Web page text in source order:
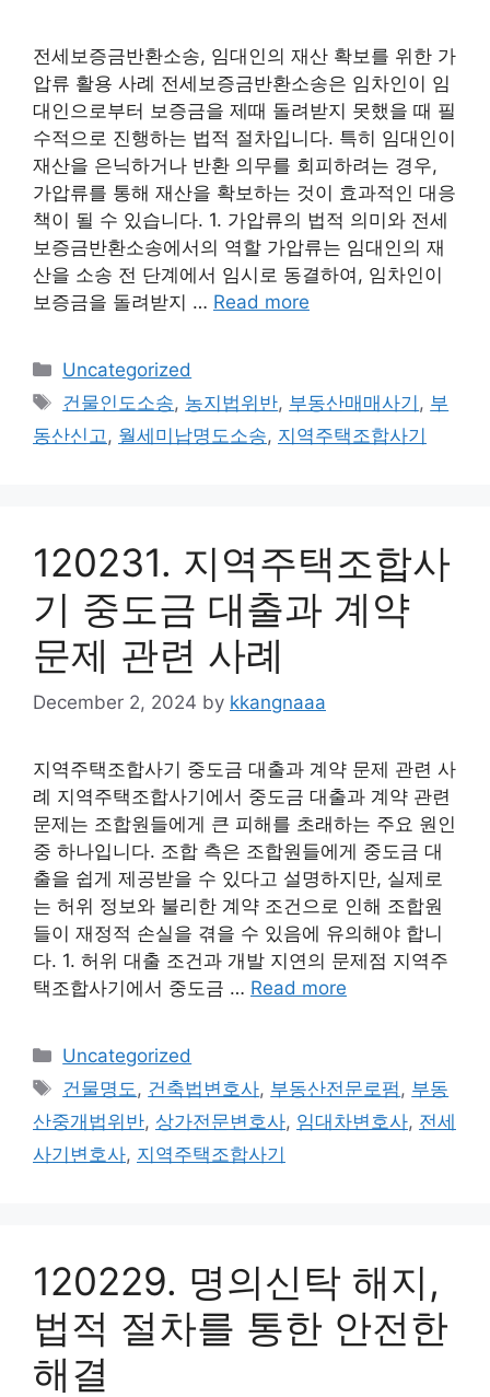
전세보증금반환소송, 임대인의 재산 확보를 위한 가
압류 활용 사례 전세보증금반환소송은 임차인이 임
대인으로부터 보증금을 제때 돌려받지 못했을 때 필
수적으로 진행하는 법적 절차입니다. 특히 임대인이
재산을 은닉하거나 반환 의무를 회피하려는 경우,
가압류를 통해 재산을 확보하는 것이 효과적인 대응
책이 될 수 있습니다. 1. 가압류의 법적 의미와 전세
보증금반환소송에서의 역할 가압류는 임대인의 재
산을 소송 전 단계에서 임시로 동결하여, 임차인이
보증금을 돌려받지 … Read more
Categories
Uncategorized
Tags
건물인도소송, 농지법위반, 부동산매매사기 , 부
동산신고 , 월세미납명도소송, 지역주택조합사기
120231. 지역주택조합사
기 중도금 대출과 계약
문제 관련 사례
December 2, 2024 by kkangnaaa
지역주택조합사기 중도금 대출과 계약 문제 관련 사
례 지역주택조합사기에서 중도금 대출과 계약 관련
문제는 조합원들에게 큰 피해를 초래하는 주요 원인
중 하나입니다. 조합 측은 조합원들에게 중도금 대
출을 쉽게 제공받을 수 있다고 설명하지만, 실제로
는 허위 정보와 불리한 계약 조건으로 인해 조합원
들이 재정적 손실을 겪을 수 있음에 유의해야 합니
다. 1. 허위 대출 조건과 개발 지연의 문제점 지역주
택조합사기에서 중도금 … Read more
Categories
Uncategorized
Tags
건물명도, 건축법변호사, 부동산전문로펌, 부동
산중개법위반, 상가전문변호사, 임대차변호사, 전세
사기변호사, 지역주택조합사기
120229. 명의신탁 해지,
법적 절차를 통한 안전한
해결